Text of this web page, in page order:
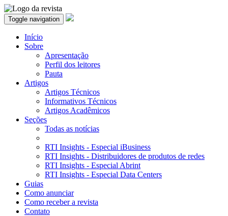
Toggle navigation
Início
Sobre
Apresentação
Perfil dos leitores
Pauta
Artigos
Artigos Técnicos
Informativos Técnicos
Artigos Acadêmicos
Seções
Todas as notícias
RTI Insights - Especial iBusiness
RTI Insights - Distribuidores de produtos de redes
RTI Insights - Especial Abrint
RTI Insights - Especial Data Centers
Guias
Como anunciar
Como receber a revista
Contato